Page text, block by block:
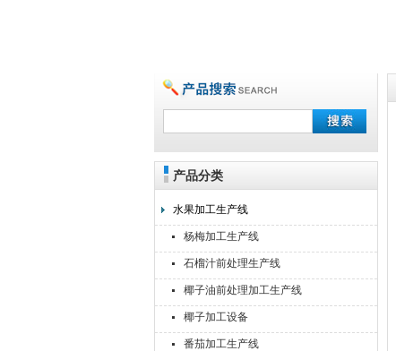
靖江佳莉食品机械有限公司
产品分类
水果加工生产线
杨梅加工生产线
石榴汁前处理生产线
椰子油前处理加工生产线
椰子加工设备
番茄加工生产线